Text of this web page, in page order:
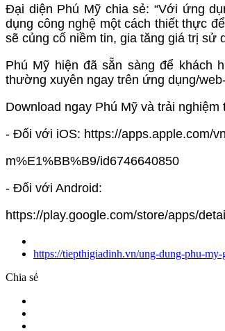
Đại diện Phú Mỹ chia sẻ: “Với ứng
dụng công nghệ một cách thiết thực
sẽ củng cố niềm tin, gia tăng giá trị sử
Phú Mỹ hiện đã sẵn sàng để khách
thường xuyên ngay trên ứng dụng/
Download ngay Phú Mỹ và trải nghiệm
- Đối với iOS: https://apps.apple.com/
m%E1%BB%B9/id6746640850
- Đối với Android:
https://play.google.com/store/apps/
https://tiepthigiadinh.vn/ung-dung-phu-
Chia sẻ